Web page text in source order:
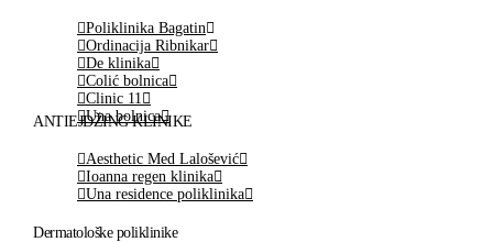
Poliklinika Bagatin
Ordinacija Ribnikar
De klinika
Colić bolnica
Clinic 11
Una bolnica
ANTIEJDŽING KLINIKE
Aesthetic Med Lalošević
Ioanna regen klinika
Una residence poliklinika
Dermatološke poliklinike